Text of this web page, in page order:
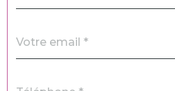
défaut
*
*